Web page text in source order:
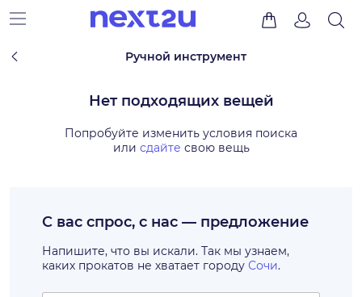
Ручной инструмент
Нет подходящих вещей
Попробуйте изменить условия поиска
или сдайте свою вещь
С вас спрос, с нас — предложение
Напишите, что вы искали. Так мы узнаем,
каких прокатов не хватает городу Сочи.